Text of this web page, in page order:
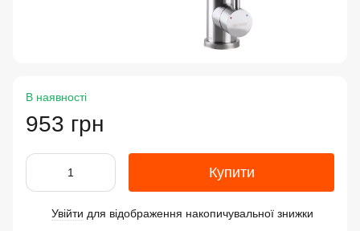
В наявності
953 грн
Купити
Увійти для відображення накопичувальної знижки